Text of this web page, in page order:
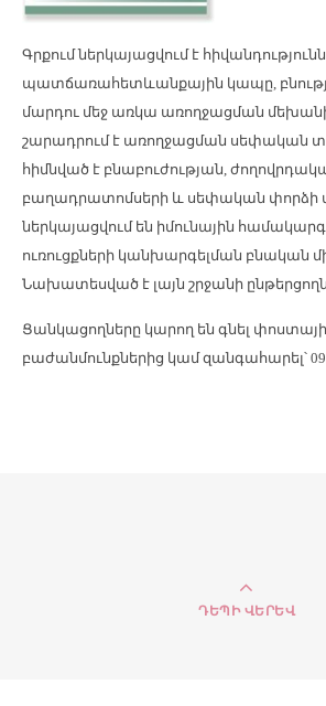
Գրքում ներկայացվում է
պատճառահետևանքային կապը,
մարդու մեջ առկա առողջացման
շարադրումէ առողջացման սեփական
հիմնված է բնաբուժության,
բաղադրատոմսերի և սեփական փորձի
ներկայացվում են իմունային
ուռուցքների կանխարգելման բնական
Նախատեսված է լայն շրջանի
Ցանկացողները կարող են գնել
բաժանմունքներից կամ զանգահարել՝
ԴԵՊԻ ՎԵՐԵՎ